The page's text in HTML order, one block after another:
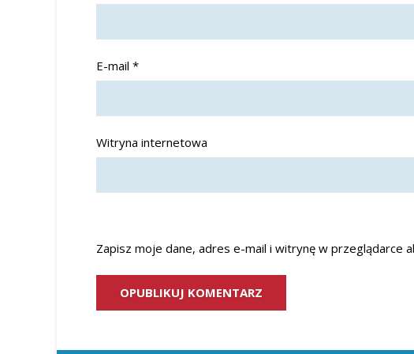
E-mail *
Witryna internetowa
Zapisz moje dane, adres e-mail i witrynę w przeglądarce